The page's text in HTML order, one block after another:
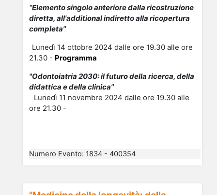
“Elemento singolo anteriore dalla ricostruzione
diretta, all'additional indiretto alla ricopertura
completa"
Lunedì 14 ottobre 2024 dalle ore 19.30 alle ore
21.30 - Programma
"Odontoiatria 2030: il futuro della ricerca, della
didattica e della clinica"
Lunedì 11 novembre 2024 dalle ore 19.30 alle
ore 21.30 -
Numero Evento: 1834 - 400354